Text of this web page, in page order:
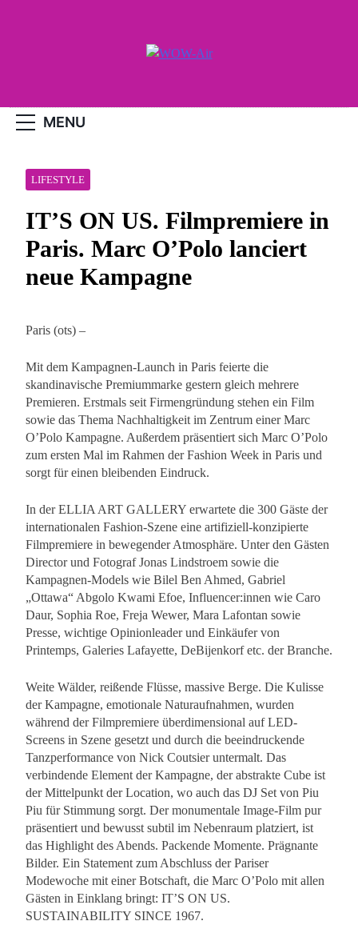
MENU
LIFESTYLE
IT’S ON US. Filmpremiere in
Paris. Marc O’Polo lanciert
neue Kampagne
Paris (ots) –
Mit dem Kampagnen-Launch in Paris feierte die
skandinavische Premiummarke gestern gleich mehrere
Premieren. Erstmals seit Firmengründung stehen ein Film
sowie das Thema Nachhaltigkeit im Zentrum einer Marc
O’Polo Kampagne. Außerdem präsentiert sich Marc O’Polo
zum ersten Mal im Rahmen der Fashion Week in Paris und
sorgt für einen bleibenden Eindruck.
In der ELLIA ART GALLERY erwartete die 300 Gäste der
internationalen Fashion-Szene eine artifiziell-konzipierte
Filmpremiere in bewegender Atmosphäre. Unter den Gästen
Director und Fotograf Jonas Lindstroem sowie die
Kampagnen-Models wie Bilel Ben Ahmed, Gabriel
„Ottawa“ Abgolo Kwami Efoe, Influencer:innen wie Caro
Daur, Sophia Roe, Freja Wewer, Mara Lafontan sowie
Presse, wichtige Opinionleader und Einkäufer von
Printemps, Galeries Lafayette, DeBijenkorf etc. der Branche.
Weite Wälder, reißende Flüsse, massive Berge. Die Kulisse
der Kampagne, emotionale Naturaufnahmen, wurden
während der Filmpremiere überdimensional auf LED-
Screens in Szene gesetzt und durch die beeindruckende
Tanzperformance von Nick Coutsier untermalt. Das
verbindende Element der Kampagne, der abstrakte Cube ist
der Mittelpunkt der Location, wo auch das DJ Set von Piu
Piu für Stimmung sorgt. Der monumentale Image-Film pur
präsentiert und bewusst subtil im Nebenraum platziert, ist
das Highlight des Abends. Packende Momente. Prägnante
Bilder. Ein Statement zum Abschluss der Pariser
Modewoche mit einer Botschaft, die Marc O’Polo mit allen
Gästen in Einklang bringt: IT’S ON US.
SUSTAINABILITY SINCE 1967.